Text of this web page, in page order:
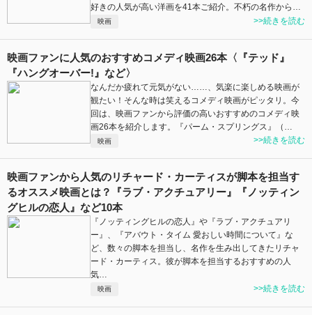
好きの人気が高い洋画を41本ご紹介。不朽の名作から…
映画 >>続きを読む
映画ファンに人気のおすすめコメディ映画26本〈『テッド』
『ハングオーバー!』など〉
なんだか疲れて元気がない……、気楽に楽しめる映画が
観たい！そんな時は笑えるコメディ映画がピッタリ。今
回は、映画ファンから評価の高いおすすめのコメディ映
画26本を紹介します。『パーム・スプリングス』（…
映画 >>続きを読む
映画ファンから人気のリチャード・カーティスが脚本を担当す
るオススメ映画とは？『ラブ・アクチュアリー』『ノッティン
グヒルの恋人』など10本
『ノッティングヒルの恋人』や『ラブ・アクチュアリ
ー』、『アバウト・タイム 愛おしい時間について』な
ど、数々の脚本を担当し、名作を生み出してきたリチャ
ード・カーティス。彼が脚本を担当するおすすめの人
気…
映画 >>続きを読む